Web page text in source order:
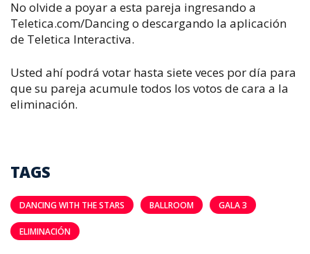
No olvide a poyar a esta pareja ingresando a
Teletica.com/Dancing o descargando la aplicación
de Teletica Interactiva.
Usted ahí podrá votar hasta siete veces por día para
que su pareja acumule todos los votos de cara a la
eliminación.
TAGS
DANCING WITH THE STARS BALLROOM GALA 3
ELIMINACIÓN